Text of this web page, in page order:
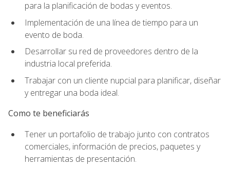
para la planificación de bodas y eventos.
Implementación de una línea de tiempo para un
evento de boda.
Desarrollar su red de proveedores dentro de la
industria local preferida.
Trabajar con un cliente nupcial para planificar, diseñar
y entregar una boda ideal.
Como te beneficiarás
Tener un portafolio de trabajo junto con contratos
comerciales, información de precios, paquetes y
herramientas de presentación.